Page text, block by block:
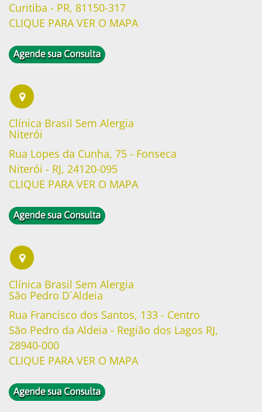
Curitiba - PR, 81150-317
CLIQUE PARA VER O MAPA
Clínica Brasil Sem Alergia
Niterói
Rua Lopes da Cunha, 75 - Fonseca
Niterói - RJ, 24120-095
CLIQUE PARA VER O MAPA
Clínica Brasil Sem Alergia
São Pedro D´Aldeia
Rua Francisco dos Santos, 133 - Centro
São Pedro da Aldeia - Região dos Lagos RJ,
28940-000
CLIQUE PARA VER O MAPA